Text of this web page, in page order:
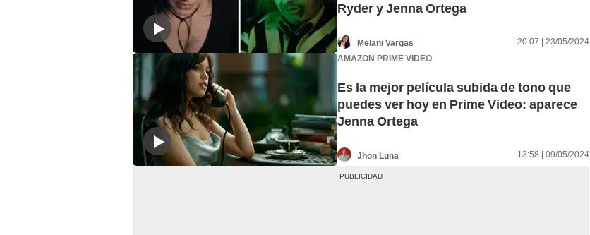
Ryder y Jenna Ortega
Melani Vargas
20:07 | 23/05/2024
AMAZON PRIME VIDEO
Es la mejor película subida de tono que
puedes ver hoy en Prime Video: aparece
Jenna Ortega
Jhon Luna 13:58 | 09/05/2024